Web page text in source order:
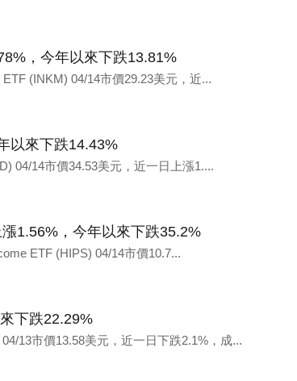
，今年以來下跌13.81%
(INKM) 04/14市價29.23美元，近...
以來下跌14.43%
04/14市價34.53美元，近一日上漲1....
1.56%，今年以來下跌35.2%
ETF (HIPS) 04/14市價10.7...
下跌22.29%
13市價13.58美元，近一日下跌2.1%，成...